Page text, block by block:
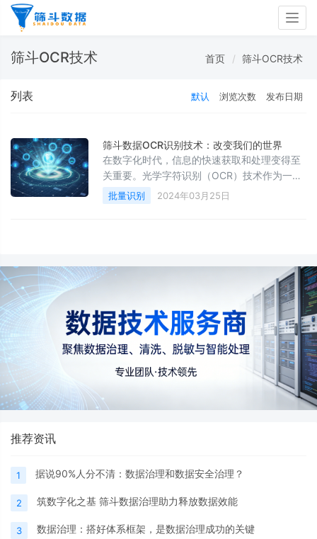
筛斗OCR技术 首页 筛斗OCR技术
列表 默认 浏览次数 发布日期
筛斗数据OCR识别技术：改变我们的世界
在数字化时代，信息的快速获取和处理变得至
关重要。光学字符识别（OCR）技术作为一种
重要的信息处理工具，已经深刻地改变了我们
的生活和工作方式。
批量识别 2024年03月25日
推荐资讯
1 据说90%人分不清：数据治理和数据安全治理？
2 筑数字化之基 筛斗数据治理助力释放数据效能
3 数据治理：搭好体系框架，是数据治理成功的关键